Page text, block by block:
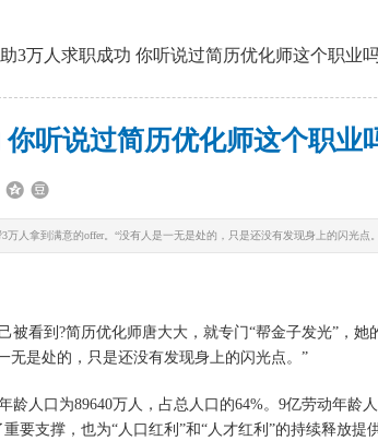
3万人求职成功 你听说过简历优化师这个职业
听说过简历优化师这个职业
人拿到满意的offer。“没有人是一无是处的，只是还没有发现身上的闪光点
看到?简历优化师唐大大，就专门“帮金子发光”，她
无是处的，只是还没有发现身上的闪光点。”
人口为89640万人，占总人口的64%。9亿劳动年龄
要支撑，也为“人口红利”和“人才红利”的持续释放提